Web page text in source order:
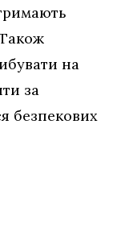
на
за
безпекових